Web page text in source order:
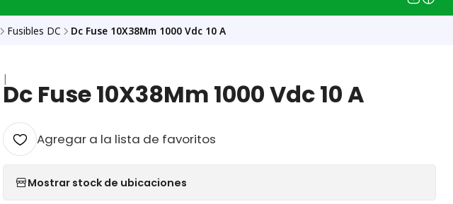
Fusibles DC Dc Fuse 10X38Mm 1000 Vdc 10 A
|
Dc Fuse 10X38Mm 1000 Vdc 10 A
Agregar a la lista de favoritos
Mostrar stock de ubicaciones